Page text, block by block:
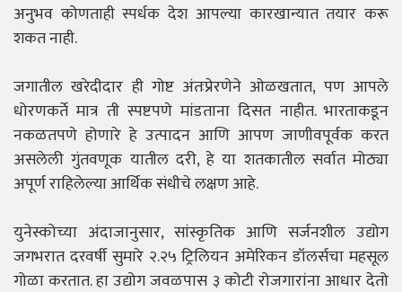
अनुभव कोणताही स्पर्धक देश आपल्या कारखान्यात तयार करू
शकत नाही.
जगातील खरेदीदार ही गोष्ट अंतःप्रेरणेने ओळखतात, पण आपले
धोरणकर्ते मात्र ती स्पष्टपणे मांडताना दिसत नाहीत. भारताकडून
नकळतपणे होणारे हे उत्पादन आणि आपण जाणीवपूर्वक करत
असलेली गुंतवणूक यातील दरी, हे या शतकातील सर्वात मोठ्या
अपूर्ण राहिलेल्या आर्थिक संधीचे लक्षण आहे.
युनेस्कोच्या अंदाजानुसार, सांस्कृतिक आणि सर्जनशील उद्योग
जगभरात दरवर्षी सुमारे २.२५ ट्रिलियन अमेरिकन डॉलर्सचा महसूल
गोळा करतात. हा उद्योग जवळपास ३ कोटी रोजगारांना आधार देतो